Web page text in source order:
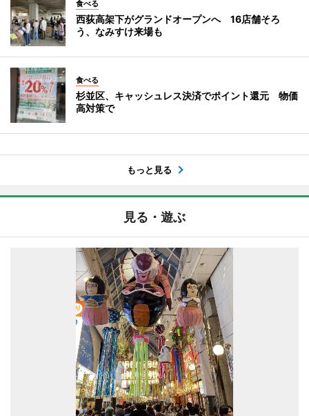
食べる
西荻高架下がグランドオープンへ 16店舗そろ
う、なみすけ来場も
食べる
杉並区、キャッシュレス決済でポイント還元 物価
高対策で
もっと見る
見る・遊ぶ